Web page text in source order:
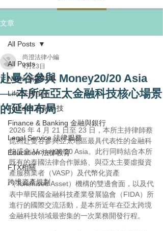
文章
All Posts
News 新聞時事
Life 法律生活
FinTech 金融科技
Finance & Banking 金融與銀行
Legal Service 法律服務
Education 法律教育
FTX相關
跨境資產規劃
All Posts
赴曼谷參與 Money20/20 Asia
──本所在亞太金融科技核心場景
的延伸布局
尚澄法律小編
4月23日
2026 年 4 月 21 日至 23 日，本所主持律師蔡
昆洲赴曼谷參與亞太地區最具代表性的金融科
技盛會 Money20/20 Asia。此行同時結合本所
既有的泰國法律合作脈絡、與亞太主要虛擬資
產服務業者（VASP）及代幣化資產
（Tokenised Asset）機構的雙邊會面，以及代
表中華民國金融科技產業發展協會（FIDA）所
進行的國際交流活動，是本所近年在亞太跨境
金融科技領域最密集的一次業務開發行程。